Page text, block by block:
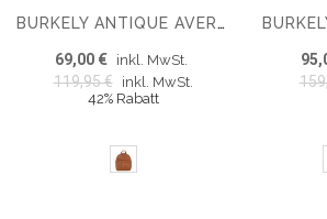
BURKELY ANTIQUE AVERY RUCKSACK TABLET
69,00 € inkl. MwSt.
119,95 €
inkl. MwSt.
42% Rabatt